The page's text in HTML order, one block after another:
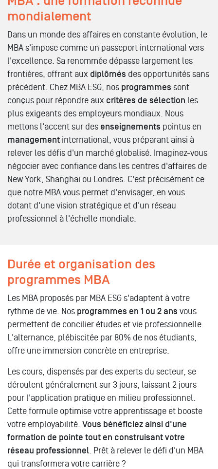
mondialement
Dans un monde des affaires en constante évolution, le
MBA s'impose comme un passeport international vers
l'excellence. Sa renommée dépasse largement les
frontières, offrant aux diplômés des opportunités sans
précédent. Chez MBA ESG, nos programmes sont
conçus pour répondre aux critères de sélection les
plus exigeants des employeurs mondiaux. Nous
mettons l'accent sur des enseignements pointus en
management international, vous préparant ainsi à
relever les défis d'un marché globalisé. Imaginez-vous
négocier avec confiance dans les centres d'affaires de
New York, Shanghai ou Londres. C'est précisément ce
que notre MBA vous permet d'envisager, en vous
dotant d'une vision stratégique et d'un réseau
professionnel à l'échelle mondiale.
Durée et organisation des
programmes MBA
Les MBA proposés par MBA ESG s'adaptent à votre
rythme de vie. Nos programmes en 1 ou 2 ans vous
permettent de concilier études et vie professionnelle.
L'alternance, plébiscitée par 80% de nos étudiants,
offre une immersion concrète en entreprise.
Les cours, dispensés par des experts du secteur, se
déroulent généralement sur 3 jours, laissant 2 jours
pour l'application pratique en milieu professionnel.
Cette formule optimise votre apprentissage et booste
votre employabilité. Vous bénéficiez ainsi d'une
formation de pointe tout en construisant votre
réseau professionnel. Prêt à relever le défi d'un MBA
qui transformera votre carrière ?